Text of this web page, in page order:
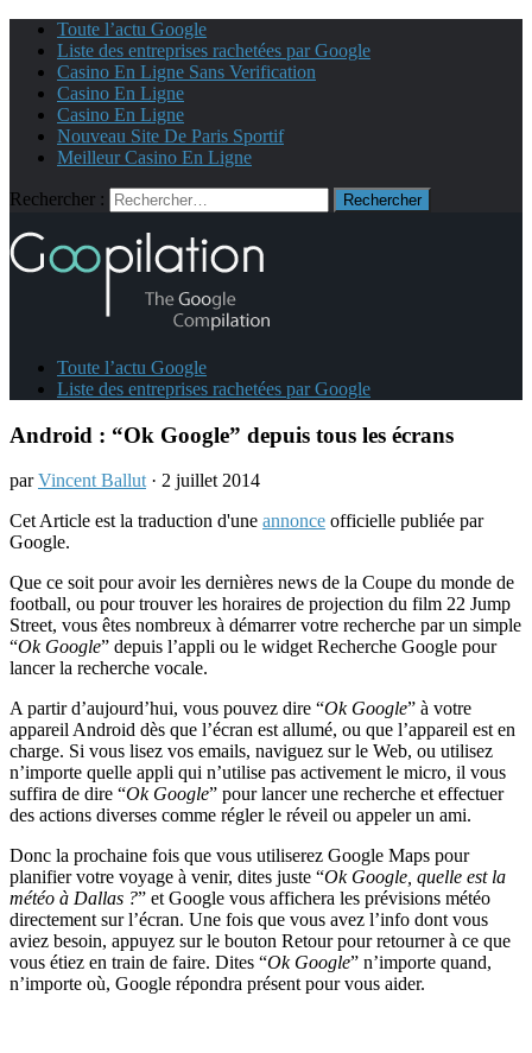
Toute l’actu Google
Liste des entreprises rachetées par Google
Casino En Ligne Sans Verification
Casino En Ligne
Casino En Ligne
Nouveau Site De Paris Sportif
Meilleur Casino En Ligne
Rechercher :
Toute l’actu Google
Liste des entreprises rachetées par Google
Android : “Ok Google” depuis tous les écrans
parVincent Ballut· 2 juillet 2014
Cet Article est la traduction d'une annonce officielle publiée par
Google.
Que ce soit pour avoir les dernières news de la Coupe du monde de
football, ou pour trouver les horaires de projection du film 22 Jump
Street, vous êtes nombreux à démarrer votre recherche par un simple
“Ok Google” depuis l’appli ou le widget Recherche Google pour
lancer la recherche vocale.
A partir d’aujourd’hui, vous pouvez dire “Ok Google” à votre
appareil Android dès que l’écran est allumé, ou que l’appareil est en
charge. Si vous lisez vos emails, naviguez sur le Web, ou utilisez
n’importe quelle appli qui n’utilise pas activement le micro, il vous
suffira de dire “Ok Google” pour lancer une recherche et effectuer
des actions diverses comme régler le réveil ou appeler un ami.
Donc la prochaine fois que vous utiliserez Google Maps pour
planifier votre voyage à venir, dites juste “Ok Google, quelle est la
météo à Dallas ?” et Google vous affichera les prévisions météo
directement sur l’écran. Une fois que vous avez l’info dont vous
aviez besoin, appuyez sur le bouton Retour pour retourner à ce que
vous étiez en train de faire. Dites “Ok Google” n’importe quand,
n’importe où, Google répondra présent pour vous aider.